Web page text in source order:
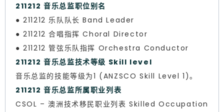
211212 音乐总监职位别名
● 211212 乐队队长 Band Leader
● 211212 合唱指挥 Choral Director
● 211212 管弦乐队指挥 Orchestra Conductor
211212 音乐总监技术等级 Skill level
音乐总监的技能等级为1 (ANZSCO Skill Level 1)。
211212 音乐总监所属职业列表
CSOL – 澳洲技术移民职业列表 Skilled Occupation